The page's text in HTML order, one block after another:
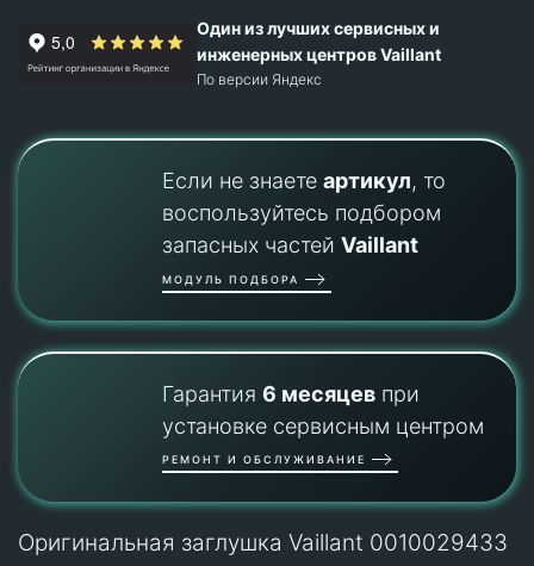
Один из лучших сервисных и
инженерных центров Vaillant
По версии Яндекс
Если не знаете артикул, то
воспользуйтесь подбором
запасных частей Vaillant
МОДУЛЬ ПОДБОРА
Гарантия 6 месяцевпри
установке сервисным центром
РЕМОНТ И ОБСЛУЖИВАНИЕ
Оригинальная заглушка Vaillant 0010029433